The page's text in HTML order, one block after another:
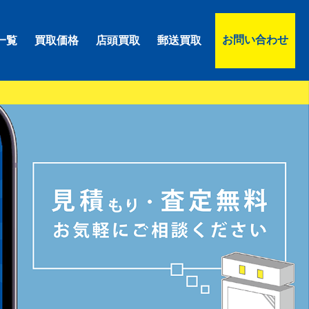
覧 買取価格 店頭買取 郵送買取 お問い合わせ